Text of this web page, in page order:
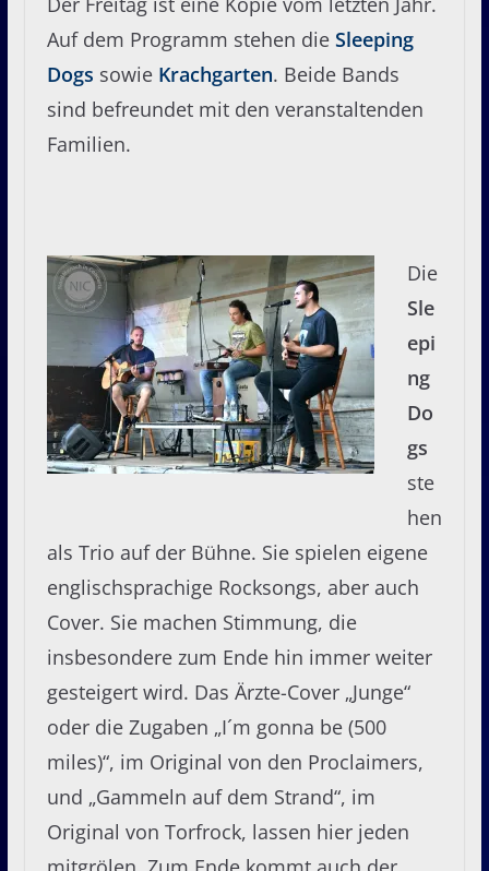
Auf dem Programm stehen die Sleeping
Dogs sowie Krachgarten. Beide Bands
sind befreundet mit den veranstaltenden
Familien.
Die
Sle
epi
ng
Do
gs
ste
hen
als Trio auf der Bühne. Sie spielen eigene
englischsprachige Rocksongs, aber auch
Cover. Sie machen Stimmung, die
insbesondere zum Ende hin immer weiter
gesteigert wird. Das Ärzte-Cover „Junge“
oder die Zugaben „I´m gonna be (500
miles)“, im Original von den Proclaimers,
und „Gammeln auf dem Strand“, im
Original von Torfrock, lassen hier jeden